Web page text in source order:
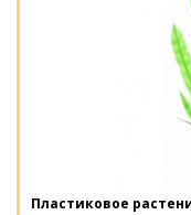
Пластиковое